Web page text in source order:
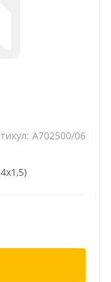
A702500/06